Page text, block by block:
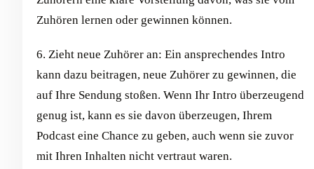
Zuhören lernen oder gewinnen können.
6. Zieht neue Zuhörer an: Ein ansprechendes Intro
kann dazu beitragen, neue Zuhörer zu gewinnen, die
auf Ihre Sendung stoßen. Wenn Ihr Intro überzeugend
genug ist, kann es sie davon überzeugen, Ihrem
Podcast eine Chance zu geben, auch wenn sie zuvor
mit Ihren Inhalten nicht vertraut waren.